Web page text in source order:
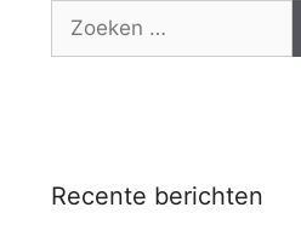
Zoek
Recente berichten